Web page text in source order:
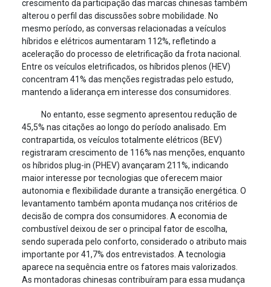
crescimento da participação das marcas chinesas também
alterou o perfil das discussões sobre mobilidade. No
mesmo período, as conversas relacionadas a veículos
híbridos e elétricos aumentaram 112%, refletindo a
aceleração do processo de eletrificação da frota nacional.
Entre os veículos eletrificados, os híbridos plenos (HEV)
concentram 41% das menções registradas pelo estudo,
mantendo a liderança em interesse dos consumidores.
No entanto, esse segmento apresentou redução de
45,5% nas citações ao longo do período analisado. Em
contrapartida, os veículos totalmente elétricos (BEV)
registraram crescimento de 116% nas menções, enquanto
os híbridos plug-in (PHEV) avançaram 211%, indicando
maior interesse por tecnologias que oferecem maior
autonomia e flexibilidade durante a transição energética. O
levantamento também aponta mudança nos critérios de
decisão de compra dos consumidores. A economia de
combustível deixou de ser o principal fator de escolha,
sendo superada pelo conforto, considerado o atributo mais
importante por 41,7% dos entrevistados. A tecnologia
aparece na sequência entre os fatores mais valorizados.
As montadoras chinesas contribuíram para essa mudança